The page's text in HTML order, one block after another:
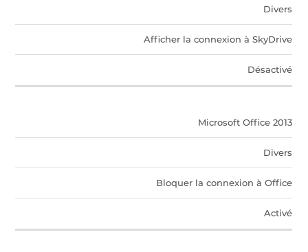
Divers
Afficher la connexion à SkyDrive
Désactivé
Microsoft Office 2013
Divers
Bloquer la connexion à Office
Activé